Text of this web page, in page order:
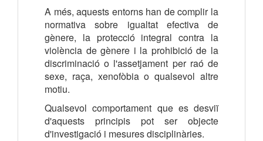
A més, aquests entorns han de complir la
normativa sobre igualtat efectiva de
gènere, la protecció integral contra la
violència de gènere i la prohibició de la
discriminació o l'assetjament per raó de
sexe, raça, xenofòbia o qualsevol altre
motiu.
Qualsevol comportament que es desviï
d'aquests principis pot ser objecte
d'investigació i mesures disciplinàries.